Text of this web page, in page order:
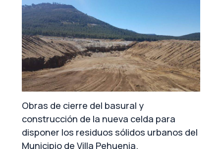
Obras de cierre del basural y
construcción de la nueva celda para
disponer los residuos sólidos urbanos del
Municipio de Villa Pehuenia.